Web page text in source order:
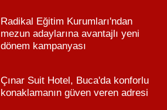
Radikal Eğitim Kurumları'ndan
mezun adaylarına avantajlı yeni
dönem kampanyası
Çınar Suit Hotel, Buca'da konforlu
konaklamanın güven veren adresi